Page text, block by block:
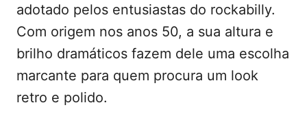
adotado pelos entusiastas do rockabilly.
Com origem nos anos 50, a sua altura e
brilho dramáticos fazem dele uma escolha
marcante para quem procura um look
retro e polido.